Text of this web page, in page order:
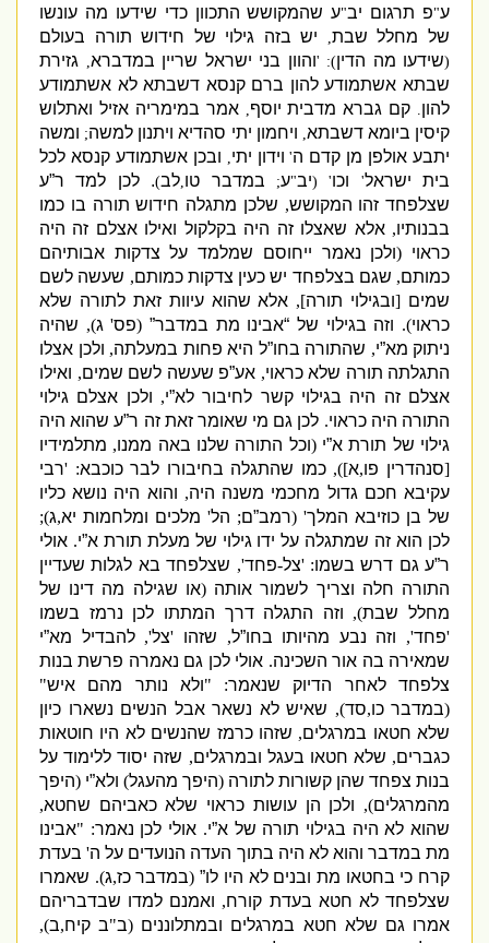
פ תרגום יב "ע שהמקושש התכוון כדי שידעו מה עונשו
של מחלל שבת,יש בזה גילוי של חידוש תורה בעולם
שידעו מה הדין): 'והוון בני ישראל שריין במדברא,גזירת
שבתא אשתמודע להון ברם קנסא דשבתא לא אשתמודע
להון. קם גברא מדבית יוסף,אמר במימריה אזיל ואתלוש
קיסין ביומא דשבתא,ויחמון יתי סהדיא ויתנון למשה;ומשה
יתבע אולפן מן קדם ה 'וידון יתי,ובכן אשתמודע קנסא לכל
בית ישראל'וכו ' ( יב"ע;במדבר טו ,לב)
.לכן למד ר”ע
שצלפחד זהו המקושש,שלכן מתגלה חידוש תורה בו כמו
בבנותיו,אלא שאצלו זה היה בקלקול ואילו אצלם זה היה
כראוי(ולכן נאמר ייחוסם שמלמד על צדקות אבותיהם
כמותם,שגם בצלפחד יש כעין צדקות כמותם,שעשה לשם
שמים[ובגילוי תורה],אלא שהוא עיוות זאת לתורה שלא
כראוי).וזה בגילוי של “אבינו מת במדבר”(פס'ג),שהיה
ניתוק מא”י,שהתורה בחו”ל היא פחות במעלתה,ולכן אצלו
התגלתה תורה שלא כראוי,אע”פ שעשה לשם שמים,ואילו
אצלם זה היה בגילוי קשר לחיבור לא”י,ולכן אצלם גילוי
התורה היה כראוי.לכן גם מי שאומר זאת זה ר”ע שהוא היה
גילוי של תורת א”י(וכל התורה שלנו באה ממנו,מתלמידיו
סנהדרין פו ,א]),כמו שהתגלה בחיבורו לבר כוכבא: 'רבי
עקיבא חכם גדול מחכמי משנה היה,והוא היה נושא כליו
של בן כוזיבא המלך' (רמב”ם;הל'מלכים ומלחמות יא ,ג);
לכן הוא זה שמתגלה על ידו גילוי של מעלת תורת א”י.אולי
ר”ע גם דרש בשמו: 'צל-פחד',שצלפחד בא לגלות שעדיין
התורה חלה וצריך לשמור אותה(או שגילה מה דינו של
מחלל שבת),וזה התגלה דרך המתתו לכן נרמז בשמו
פחד',וזה נבע מהיותו בחו”ל,שזהו'צל',להבדיל מא”י
שמאירה בה אור השכינה.אולי לכן גם נאמרה פרשת בנות
צלפחד לאחר הדיוק שנאמר: " ולא נותר מהם איש"
במדבר כו ,סד),שאיש לא נשאר אבל הנשים נשארו כיון
שלא חטאו במרגלים,שזהו כרמז שהנשים לא היו חוטאות
כגברים,שלא חטאו בעגל ובמרגלים,שזה יסוד ללימוד על
בנות צפחד שהן קשורות לתורה(היפך מהעגל)ולא”י(היפך
מהמרגלים),ולכן הן עושות כראוי שלא כאביהם שחטא,
שהוא לא היה בגילוי תורה של א”י.אולי לכן נאמר: "אבינו
מת במדבר והוא לא היה בתוך העדה הנועדים על ה'בעדת
קרח כי בחטאו מת ובנים לא היו לו”(במדבר כז ,ג)
.שאמרו
שצלפחד לא חטא בעדת קורח,ואמנם למדו שבדבריהם
אמרו גם שלא חטא במרגלים ובמתלוננים(ב "ב קיח,ב),